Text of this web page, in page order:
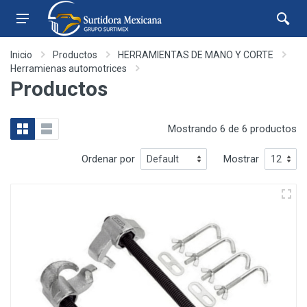
Inicio Productos
HERRAMIENTAS DE MANO Y CORTE
Herramienas automotrices
Productos
Mostrando 6 de 6 productos
Ordenar por Mostrar